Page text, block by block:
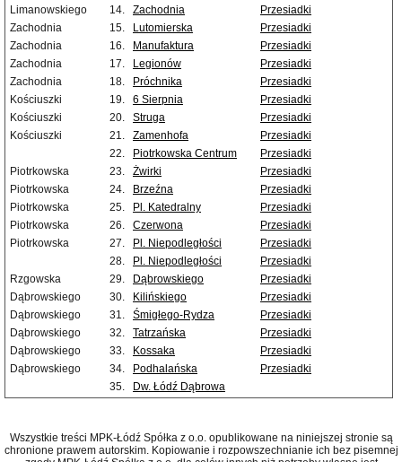
Limanowskiego
14. Zachodnia
Przesiadki
Zachodnia
15. Lutomierska
Przesiadki
Zachodnia
16. Manufaktura
Przesiadki
Zachodnia
17. Legionów
Przesiadki
Zachodnia
18. Próchnika
Przesiadki
Kościuszki
19. 6 Sierpnia
Przesiadki
Kościuszki
20. Struga
Przesiadki
Kościuszki
21. Zamenhofa
Przesiadki
22.
Piotrkowska Centrum
Przesiadki
Piotrkowska
23. Żwirki
Przesiadki
Piotrkowska
24. Brzeźna
Przesiadki
Piotrkowska
25. Pl. Katedralny
Przesiadki
Piotrkowska
26. Czerwona
Przesiadki
Piotrkowska
27. Pl. Niepodległości
Przesiadki
28.
Pl. Niepodległości
Przesiadki
Rzgowska
29. Dąbrowskiego
Przesiadki
Dąbrowskiego
30. Kilińskiego
Przesiadki
Dąbrowskiego
31. Śmigłego-Rydza
Przesiadki
Dąbrowskiego
32. Tatrzańska
Przesiadki
Dąbrowskiego
33. Kossaka
Przesiadki
Dąbrowskiego
34. Podhalańska
Przesiadki
35.
Dw. Łódź Dąbrowa
Wszystkie treści MPK-Łódź Spółka z o.o. opublikowane na niniejszej stronie są
chronione prawem autorskim. Kopiowanie i rozpowszechnianie ich bez pisemnej